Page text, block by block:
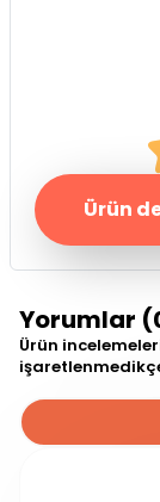
Ürün
Yorumlar
Ürün